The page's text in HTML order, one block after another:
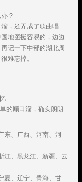
？
，还弄成了歌曲唱
地图挺容易的，边边
记一下中部的湖北周
难忘掉。
的顺口溜，确实朗朗
东、广西、河南、河
江、黑龙江、新疆、云
夏、辽宁、青海、甘